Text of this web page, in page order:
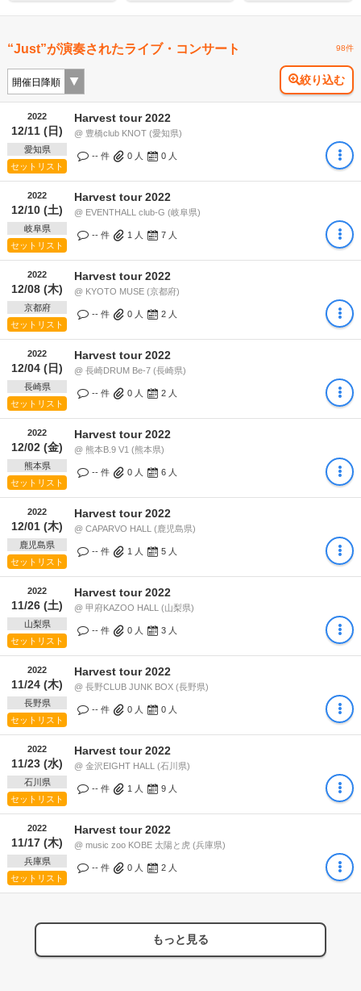
“Just”が演奏されたライブ・コンサート 98件
絞り込む
2022
12/11 (日)
愛知県
セットリスト
Harvest tour 2022
@ 豊橋club KNOT (愛知県)
-- 件 0 人 0 人
2022
12/10 (土)
岐阜県
セットリスト
Harvest tour 2022
@ EVENTHALL club-G (岐阜県)
-- 件 1 人 7 人
2022
12/08 (木)
京都府
セットリスト
Harvest tour 2022
@ KYOTO MUSE (京都府)
-- 件 0 人 2 人
2022
12/04 (日)
長崎県
セットリスト
Harvest tour 2022
@ 長崎DRUM Be-7 (長崎県)
-- 件 0 人 2 人
2022
12/02 (金)
熊本県
セットリスト
Harvest tour 2022
@ 熊本B.9 V1 (熊本県)
-- 件 0 人 6 人
2022
12/01 (木)
鹿児島県
セットリスト
Harvest tour 2022
@ CAPARVO HALL (鹿児島県)
-- 件 1 人 5 人
2022
11/26 (土)
山梨県
セットリスト
Harvest tour 2022
@ 甲府KAZOO HALL (山梨県)
-- 件 0 人 3 人
2022
11/24 (木)
長野県
セットリスト
Harvest tour 2022
@ 長野CLUB JUNK BOX (長野県)
-- 件 0 人 0 人
2022
11/23 (水)
石川県
セットリスト
Harvest tour 2022
@ 金沢EIGHT HALL (石川県)
-- 件 1 人 9 人
2022
11/17 (木)
兵庫県
セットリスト
Harvest tour 2022
@ music zoo KOBE 太陽と虎 (兵庫県)
-- 件 0 人 2 人
もっと見る